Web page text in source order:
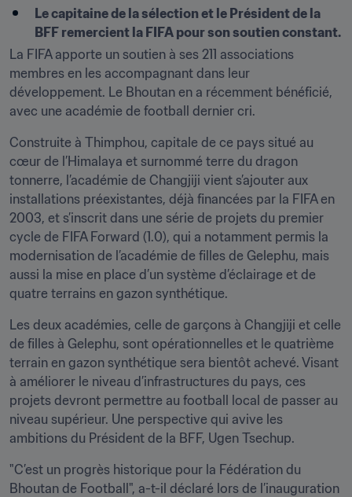
Le capitaine de la sélection et le Président de la
La FIFA apporte un soutien à ses 211 associations
membres en les accompagnant dans leur
développement. Le Bhoutan en a récemment bénéficié,
avec une académie de football dernier cri.
Construite à Thimphou, capitale de ce pays situé au
cœur de l’Himalaya et surnommé terre du dragon
tonnerre, l’académie de Changjiji vient s’ajouter aux
installations préexistantes, déjà financées par la FIFA en
2003, et s’inscrit dans une série de projets du premier
cycle de FIFA Forward (1.0), qui a notamment permis la
modernisation de l’académie de filles de Gelephu, mais
aussi la mise en place d’un système d’éclairage et de
quatre terrains en gazon synthétique.
Les deux académies, celle de garçons à Changjiji et celle
de filles à Gelephu, sont opérationnelles et le quatrième
terrain en gazon synthétique sera bientôt achevé. Visant
à améliorer le niveau d’infrastructures du pays, ces
projets devront permettre au football local de passer au
niveau supérieur. Une perspective qui avive les
ambitions du Président de la BFF, Ugen Tsechup.
"C’est un progrès historique pour la Fédération du
Bhoutan de Football", a-t-il déclaré lors de l’inauguration